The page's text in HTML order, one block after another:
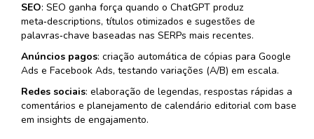
SEO: SEO ganha força quando o ChatGPT produz
meta‑descriptions, títulos otimizados e sugestões de
palavras‑chave baseadas nas SERPs mais recentes.
Anúncios pagos: criação automática de cópias para Google
Ads e Facebook Ads, testando variações (A/B) em escala.
Redes sociais: elaboração de legendas, respostas rápidas a
comentários e planejamento de calendário editorial com base
em insights de engajamento.